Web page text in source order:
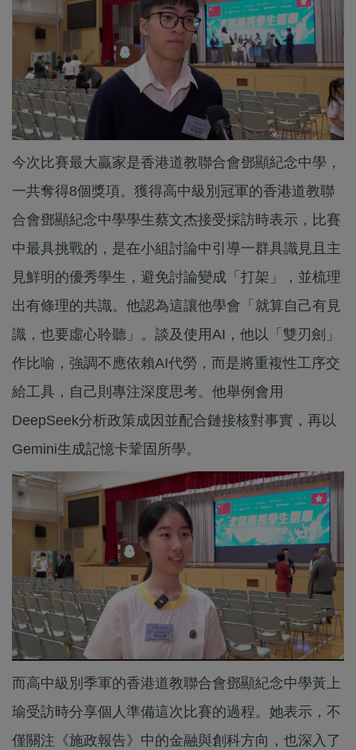
今次比賽最大贏家是香港道教聯合會鄧顯紀念中學，
一共奪得8個獎項。獲得高中級別冠軍的香港道教聯
合會鄧顯紀念中學學生蔡文杰接受採訪時表示，比賽
中最具挑戰的，是在小組討論中引導一群具識見且主
見鮮明的優秀學生，避免討論變成「打架」，並梳理
出有條理的共識。他認為這讓他學會「就算自己有見
識，也要虛心聆聽」。談及使用AI，他以「雙刃劍」
作比喻，強調不應依賴AI代勞，而是將重複性工序交
給工具，自己則專注深度思考。他舉例會用
DeepSeek分析政策成因並配合鏈接核對事實，再以
Gemini生成記憶卡鞏固所學。
而高中級別季軍的香港道教聯合會鄧顯紀念中學黃上
瑜受訪時分享個人準備這次比賽的過程。她表示，不
僅關注《施政報告》中的金融與創科方向，也深入了